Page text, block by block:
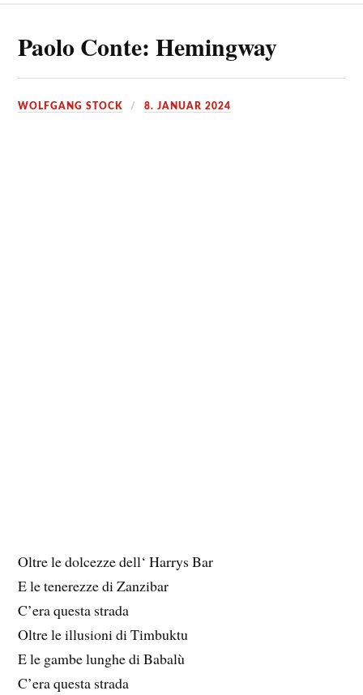
Paolo Conte: Hemingway
WOLFGANG STOCK 8. JANUAR 2024
Oltre le dolcezze dell‘ Harrys Bar
E le tenerezze di Zanzibar
C’era questa strada
Oltre le illusioni di Timbuktu
E le gambe lunghe di Babalù
C’era questa strada